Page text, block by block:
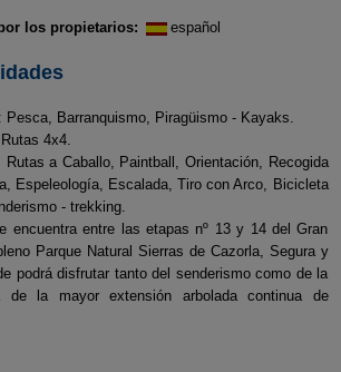
los propietarios: español
Barranquismo, Piragüismo - Kayaks.
4x4.
a Caballo, Paintball, Orientación, Recogida
Espeleología, Escalada, Tiro con Arco, Bicicleta
- trekking.
encuentra entre las etapas nº 13 y 14 del Gran
Parque Natural Sierras de Cazorla, Segura y
podrá disfrutar tanto del senderismo como de la
de la mayor extensión arbolada continua de